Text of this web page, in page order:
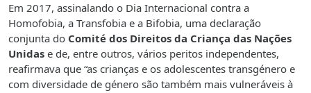
Em 2017, assinalando o Dia Internacional contra a
Homofobia, a Transfobia e a Bifobia, uma declaração
conjunta do Comité dos Direitos da Criança das Nações
Unidas e de, entre outros, vários peritos independentes,
reafirmava que “as crianças e os adolescentes transgénero e
com diversidade de género são também mais vulneráveis à